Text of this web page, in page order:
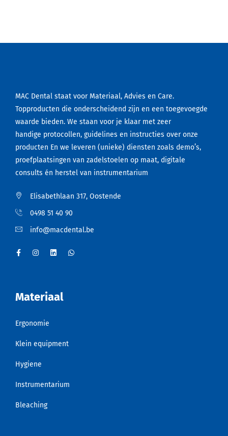
MAC Dental staat voor Materiaal, Advies en Care.
Topproducten die onderscheidend zijn en een toegevoegde
waarde bieden. We staan voor je klaar met zeer
handige protocollen, guidelines en instructies over onze
producten En we leveren (unieke) diensten zoals demo’s,
proefplaatsingen van zadelstoelen op maat, digitale
consults én herstel van instrumentarium
Elisabethlaan 317, Oostende
0498 51 40 90
info@macdental.be
Materiaal
Ergonomie
Klein equipment
Hygiene
Instrumentarium
Bleaching